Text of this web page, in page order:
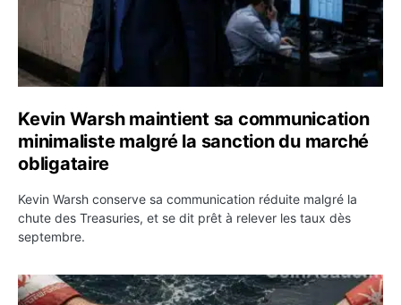
Kevin Warsh maintient sa communication
minimaliste malgré la sanction du marché
obligataire
Kevin Warsh conserve sa communication réduite malgré la
chute des Treasuries, et se dit prêt à relever les taux dès
septembre.
Ormuz : l’Iran annonce un accord avec Oman sur une